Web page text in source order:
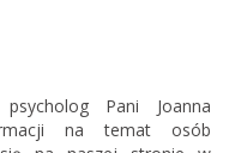
Pani Joanna
na temat osób